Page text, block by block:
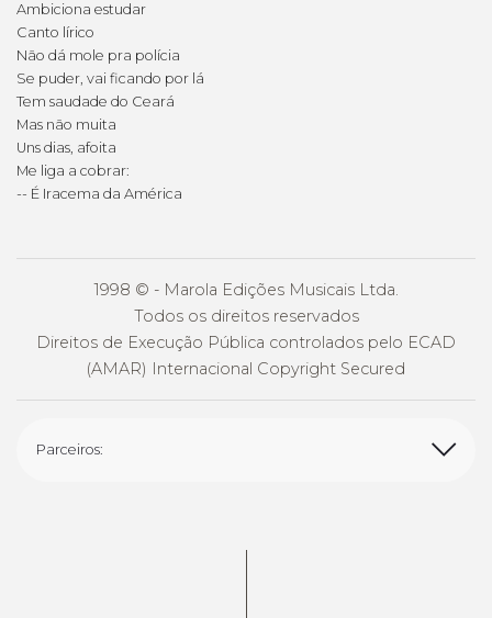
Ambiciona estudar
Canto lírico
Não dá mole pra polícia
Se puder, vai ficando por lá
Tem saudade do Ceará
Mas não muita
Uns dias, afoita
Me liga a cobrar:
-- É Iracema da América
1998 © - Marola Edições Musicais Ltda.
Todos os direitos reservados
Direitos de Execução Pública controlados pelo ECAD
(AMAR) Internacional Copyright Secured
Parceiros: